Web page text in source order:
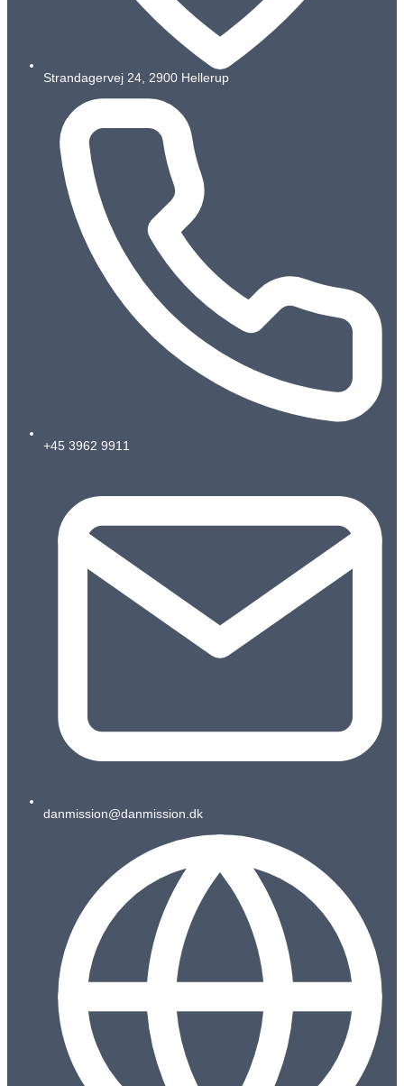
Strandagervej 24, 2900 Hellerup
+45 3962 9911
danmission@danmission.dk